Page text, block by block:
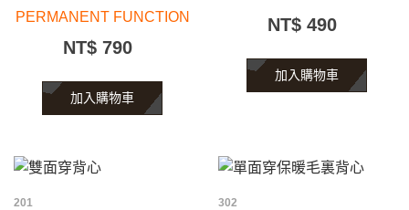
PERMANENT FUNCTION
NT$ 790
加入購物車
NT$ 490
加入購物車
201 302